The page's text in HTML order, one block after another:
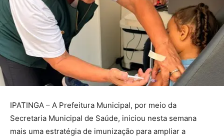
IPATINGA – A Prefeitura Municipal, por meio da
Secretaria Municipal de Saúde, iniciou nesta semana
mais uma estratégia de imunização para ampliar a